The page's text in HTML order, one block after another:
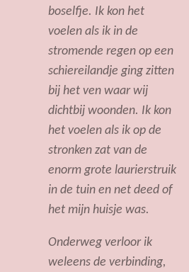
boselfje. Ik kon het
voelen als ik in de
stromende regen op een
schiereilandje ging zitten
bij het ven waar wij
dichtbij woonden. Ik kon
het voelen als ik op de
stronken zat van de
enorm grote laurierstruik
in de tuin en net deed of
het mijn huisje was.
Onderweg verloor ik
weleens de verbinding,